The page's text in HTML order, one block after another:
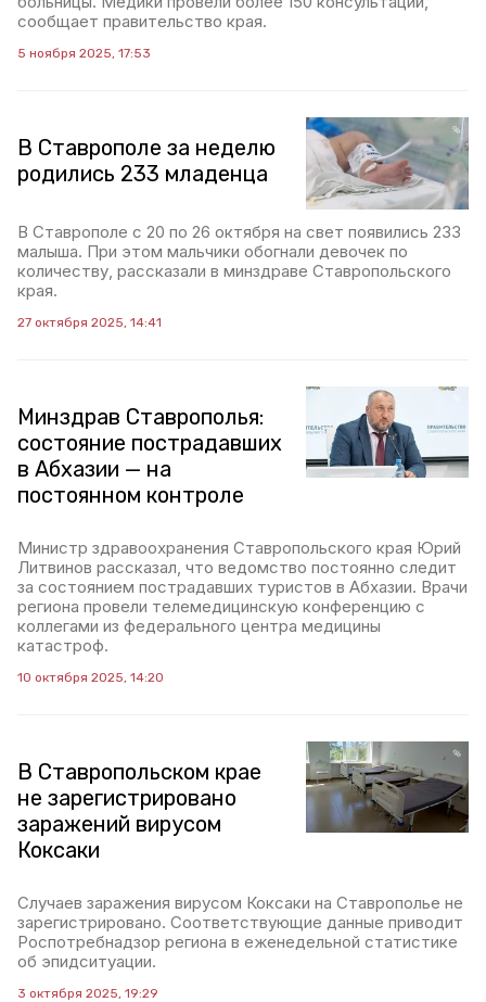
сообщает правительство края.
5 ноября 2025, 17:53
В Ставрополе за неделю
родились 233 младенца
В Ставрополе с 20 по 26 октября на свет появились 233
малыша. При этом мальчики обогнали девочек по
количеству, рассказали в минздраве Ставропольского
края.
27 октября 2025, 14:41
Минздрав Ставрополья:
состояние пострадавших
в Абхазии — на
постоянном контроле
Министр здравоохранения Ставропольского края Юрий
Литвинов рассказал, что ведомство постоянно следит
за состоянием пострадавших туристов в Абхазии. Врачи
региона провели телемедицинскую конференцию с
коллегами из федерального центра медицины
катастроф.
10 октября 2025, 14:20
В Ставропольском крае
не зарегистрировано
заражений вирусом
Коксаки
Случаев заражения вирусом Коксаки на Ставрополье не
зарегистрировано. Соответствующие данные приводит
Роспотребнадзор региона в еженедельной статистике
об эпидситуации.
3 октября 2025, 19:29